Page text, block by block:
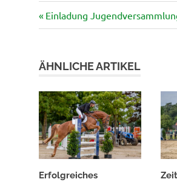
Vorheriger
Beitrag:
Einladung
ÄHNLICHE ARTIKEL
Erfolgreiches